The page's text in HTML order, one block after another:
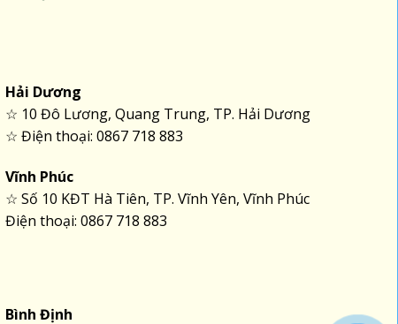
Hải Dương
☆ 10 Đô Lương, Quang Trung, TP. Hải Dương
☆ Điện thoại: 0867 718 883
Vĩnh Phúc
☆ Số 10 KĐT Hà Tiên, TP. Vĩnh Yên, Vĩnh Phúc
Điện thoại: 0867 718 883
Bình Định